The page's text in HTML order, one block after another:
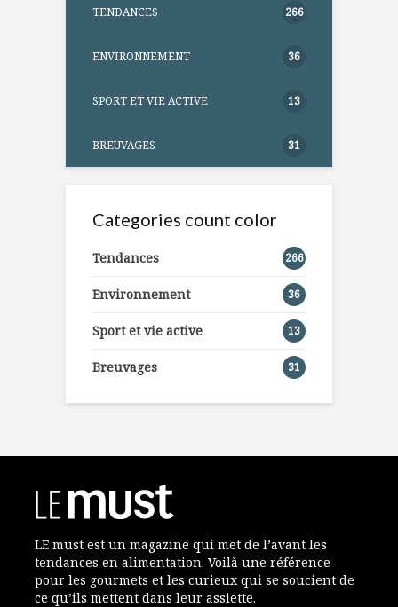
TENDANCES 266
ENVIRONNEMENT 36
SPORT ET VIE ACTIVE 13
BREUVAGES 31
Categories count color
Tendances 266
Environnement 36
Sport et vie active 13
Breuvages 31
LE must est un magazine qui met de l’avant les
tendances en alimentation. Voilà une référence
pour les gourmets et les curieux qui se soucient de
ce qu’ils mettent dans leur assiette.